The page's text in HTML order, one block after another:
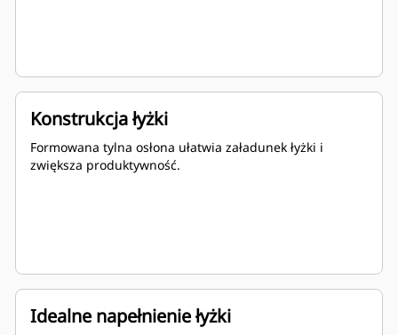
Konstrukcja łyżki
Formowana tylna osłona ułatwia załadunek łyżki i
zwiększa produktywność.
Idealne napełnienie łyżki